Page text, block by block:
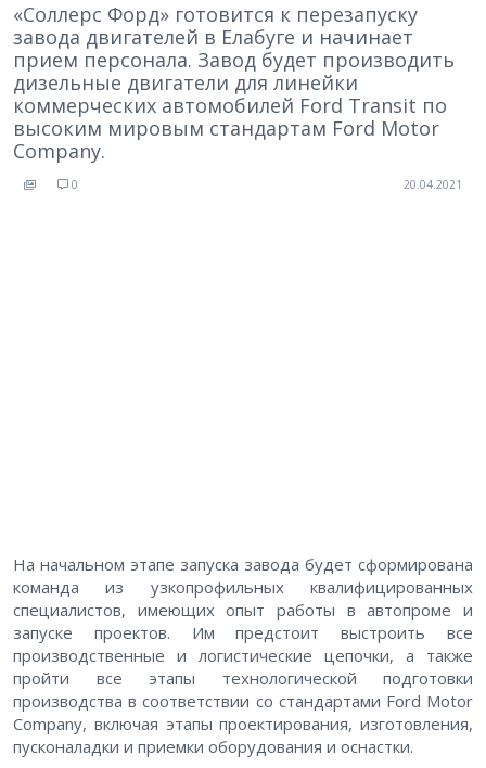
«Соллерс Форд» готовится к перезапуску
завода двигателей в Елабуге и начинает
прием персонала. Завод будет производить
дизельные двигатели для линейки
коммерческих автомобилей Ford Transit по
высоким мировым стандартам Ford Motor
Company.
0 20.04.2021
На начальном этапе запуска завода будет сформирована
команда из узкопрофильных квалифицированных
специалистов, имеющих опыт работы в автопроме и
запуске проектов. Им предстоит выстроить все
производственные и логистические цепочки, а также
пройти все этапы технологической подготовки
производства в соответствии со стандартами Ford Motor
Company, включая этапы проектирования, изготовления,
пусконаладки и приемки оборудования и оснастки.